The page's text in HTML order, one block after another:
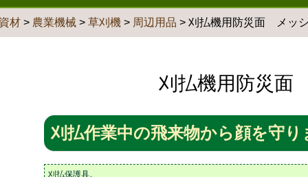
材 農業機械 草刈機 周辺用品 刈払機用防災面 メッ
刈払機用防災
刈払作業中の飛来物から顔を守り
刈払保護具。